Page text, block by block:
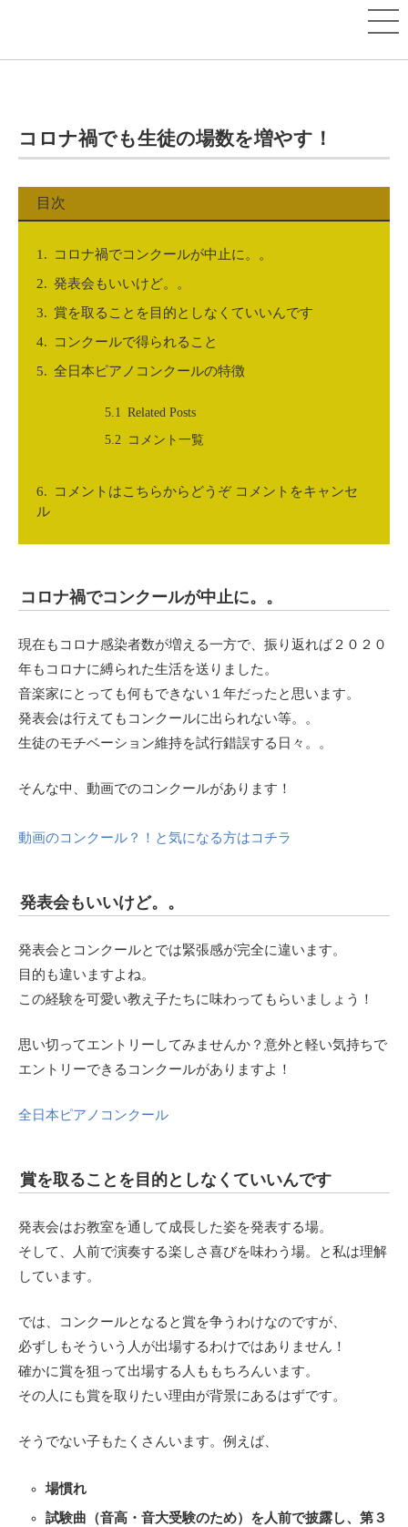
コロナ禍でも生徒の場数を増やす！
目次
コロナ禍でコンクールが中止に。。
発表会もいいけど。。
賞を取ることを目的としなくていいんです
コンクールで得られること
全日本ピアノコンクールの特徴
Related Posts
コメント一覧
コメントはこちらからどうぞ コメントをキャンセ
ル
コロナ禍でコンクールが中止に。。
現在もコロナ感染者数が増える一方で、振り返れば２０２０
年もコロナに縛られた生活を送りました。
音楽家にとっても何もできない１年だったと思います。
発表会は行えてもコンクールに出られない等。。
生徒のモチベーション維持を試行錯誤する日々。。
そんな中、動画でのコンクールがあります！
動画のコンクール？！と気になる方はコチラ
発表会もいいけど。。
発表会とコンクールとでは緊張感が完全に違います。
目的も違いますよね。
この経験を可愛い教え子たちに味わってもらいましょう！
思い切ってエントリーしてみませんか？意外と軽い気持ちで
エントリーできるコンクールがありますよ！
全日本ピアノコンクール
賞を取ることを目的としなくていいんです
発表会はお教室を通して成長した姿を発表する場。
そして、人前で演奏する楽しさ喜びを味わう場。と私は理解
しています。
では、コンクールとなると賞を争うわけなのですが、
必ずしもそういう人が出場するわけではありません！
確かに賞を狙って出場する人ももちろんいます。
その人にも賞を取りたい理由が背景にあるはずです。
そうでない子もたくさんいます。例えば、
場慣れ
試験曲（音高・音大受験のため）を人前で披露し、第３